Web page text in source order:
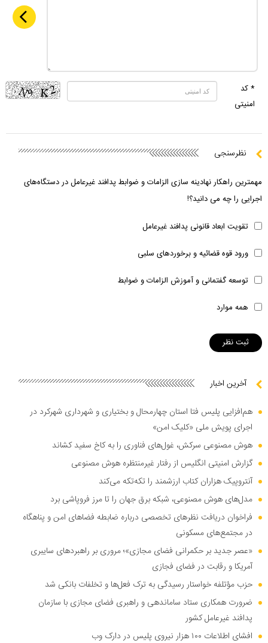
* کد
امنیتی
نظرسنجی
مهمترین راهکار نهادینه سازی الزامات و ضوابط پدافند غیرعامل در دستگاه‌های
اجرایی را چه می دانید؟!
تقویت ابعاد قانونی پدافند غیرعامل
ورود قوه قضائیه و برخوردهای سلبی
توسعه گفتمانی و آموزش الزامات و ضوابط
همه موارد
آخرین اخبار
هم‌افزایی پلیس فتا استان چهارمحال و بختیاری و شهرداری شهرکرد در
اجرای پویش ملی «کلیک امن»
هوش مصنوعی سرکش، غول‌های فناوری را به کاخ سفید کشاند
گزارش امنیتی انگلیس از رفتار غیرمنتظره هوش مصنوعی
آنتروپیک هزاران کتاب ارزشمند را تکه‌تکه می‌کند
مدل‌های هوش مصنوعی، شبکه برق جهان را تا مرز فروپاشی برد
فراخوان دریافت نظر‌های تخصصی درباره ضابطه فضا‌های امن و پناهگاه
در مجتمع‌های مسکونی
«عصر جدید بر حکمرانی فضای مجازی»؛ مروری بر راهبرد‌های سایبری
آمریکا و رقابت در فضای فجازی
حزب مؤتلفه خواستار رسیدگی به ترک فعل‌ها و تخلفات بانکی شد
ضرورت همکاری ستاد ساماندهی و راهبری فضای مجازی با سازمان
پدافند غیرعامل کشور
افشای اطلاعات ۱۰۰ هزار نیروی پلیس در دارک وب